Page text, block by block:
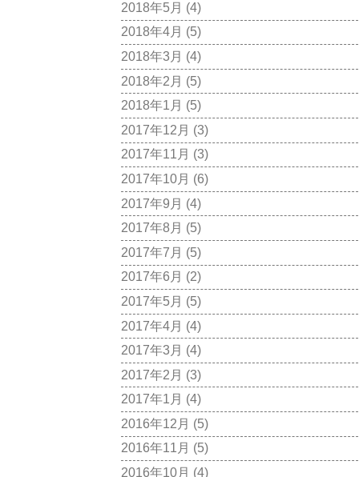
2018年5月 (4)
2018年4月 (5)
2018年3月 (4)
2018年2月 (5)
2018年1月 (5)
2017年12月 (3)
2017年11月 (3)
2017年10月 (6)
2017年9月 (4)
2017年8月 (5)
2017年7月 (5)
2017年6月 (2)
2017年5月 (5)
2017年4月 (4)
2017年3月 (4)
2017年2月 (3)
2017年1月 (4)
2016年12月 (5)
2016年11月 (5)
2016年10月 (4)